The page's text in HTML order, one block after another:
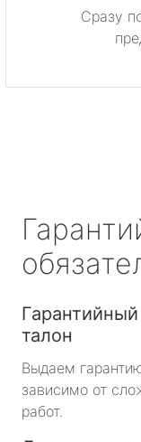
Сразу
Гарантийный
талон
Выдаем
зависимо от
работ.